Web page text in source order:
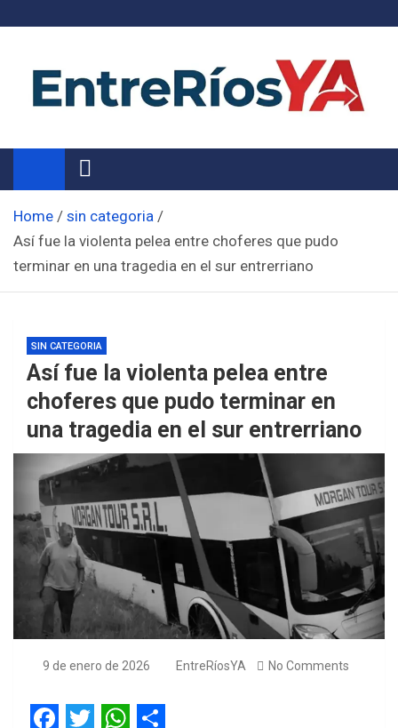
Noticias de Entre Ríos
Información de toda la provincia ahora
Home
sin categoria
Así fue la violenta pelea entre choferes que pudo
terminar en una tragedia en el sur entrerriano
SIN CATEGORIA
Así fue la violenta pelea entre
choferes que pudo terminar en
una tragedia en el sur entrerriano
9 de enero de 2026 EntreRíosYA No Comments